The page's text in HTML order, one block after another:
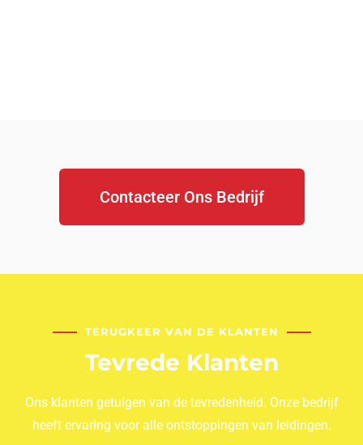
Contacteer Ons Bedrijf
TERUGKEER VAN DE KLANTEN
Tevrede Klanten
Ons klanten getuigen van de tevredenheid. Onze bedrijf
heeft ervaring voor alle ontstoppingen van leidingen.